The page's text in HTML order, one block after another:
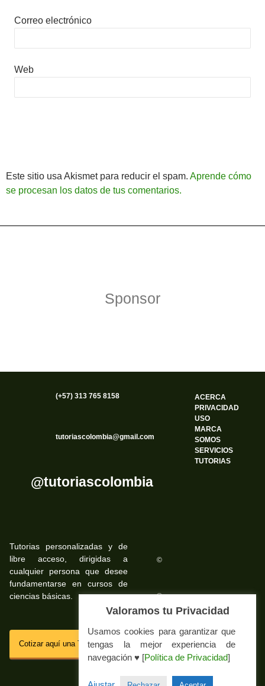
Correo electrónico
Web
Este sitio usa Akismet para reducir el spam. Aprende cómo
se procesan los datos de tus comentarios.
Sponsor
(+57) 313 765 8158
tutoriascolombia@gmail.com
@tutoriascolombia
ACERCA
PRIVACIDAD
USO
MARCA
SOMOS
SERVICIOS
TUTORIAS
Tutorias personalizadas y de
libre acceso, dirigidas a
cualquier persona que desee
fundamentarse en cursos de
ciencias básicas.
Cotizar aquí una Tutoria Web
©
©
SSL
Valoramos tu Privacidad
Usamos cookies para garantizar que
tengas la mejor experiencia de
navegación ♥ [Política de Privacidad]